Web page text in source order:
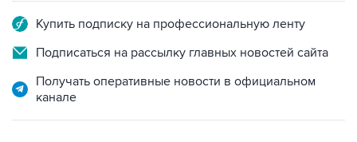
Купить подписку на профессиональную ленту
Подписаться на рассылку главных новостей сайта
Получать оперативные новости в официальном
канале